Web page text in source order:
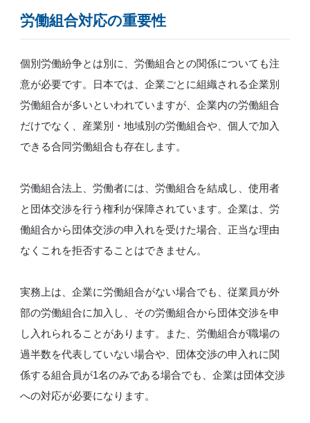
労働組合対応の重要性
個別労働紛争とは別に、労働組合との関係についても注
意が必要です。日本では、企業ごとに組織される企業別
労働組合が多いといわれていますが、企業内の労働組合
だけでなく、産業別・地域別の労働組合や、個人で加入
できる合同労働組合も存在します。
労働組合法上、労働者には、労働組合を結成し、使用者
と団体交渉を行う権利が保障されています。企業は、労
働組合から団体交渉の申入れを受けた場合、正当な理由
なくこれを拒否することはできません。
実務上は、企業に労働組合がない場合でも、従業員が外
部の労働組合に加入し、その労働組合から団体交渉を申
し入れられることがあります。また、労働組合が職場の
過半数を代表していない場合や、団体交渉の申入れに関
係する組合員が1名のみである場合でも、企業は団体交渉
への対応が必要になります。